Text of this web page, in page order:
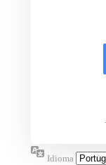
Idioma